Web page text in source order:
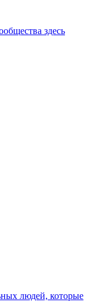
здесь
людей, которые